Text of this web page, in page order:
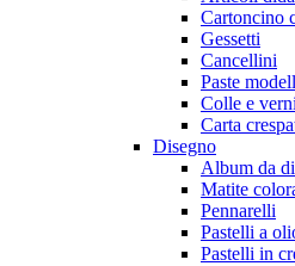
Cartoncino
Gessetti
Cancellini
Paste
Colle e
Carta
Disegno
Album da
Matite
Pennarelli
Pastelli a
Pastelli in